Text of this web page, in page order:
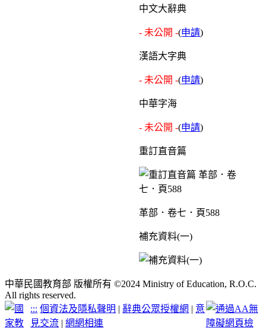
中文大辭典
- 未公開 -(申請)
漢語大字典
- 未公開 -(申請)
中華字海
- 未公開 -(申請)
重訂直音篇
革部．卷七．頁588
補充資料(一)
中華民國教育部 版權所有 ©2024 Ministry of Education, R.O.C.
All rights reserved.
::: 個資法及隱私聲明 | 辭典公眾授權網 | 意
見交流 |網網相連